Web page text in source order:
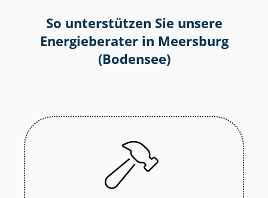
So unterstützen Sie unsere
Energieberater in Meersburg
(Bodensee)